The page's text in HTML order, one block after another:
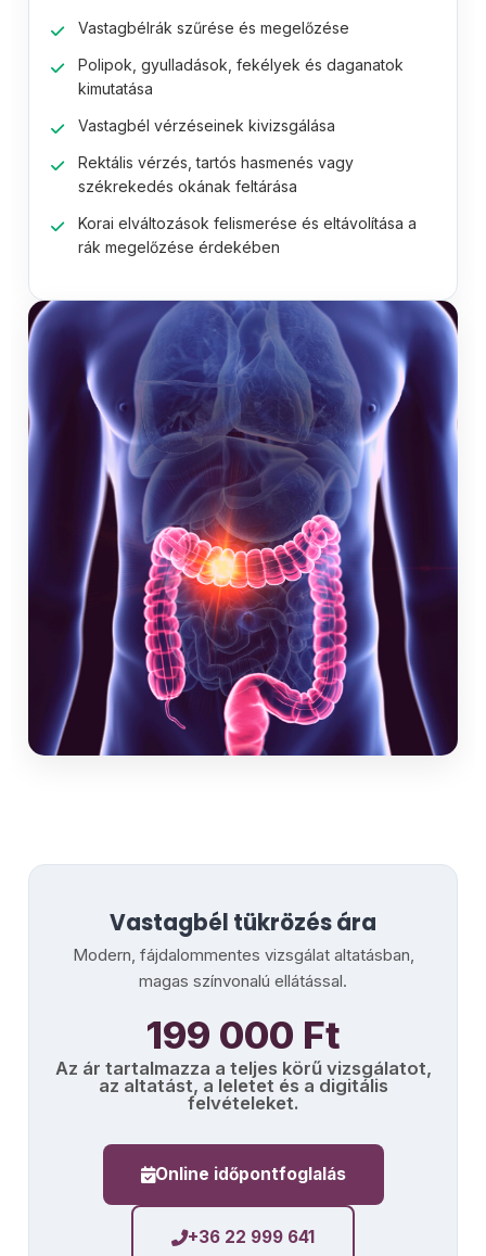
Vastagbélrák szűrése és megelőzése
Polipok, gyulladások, fekélyek és daganatok
kimutatása
Vastagbél vérzéseinek kivizsgálása
Rektális vérzés, tartós hasmenés vagy
székrekedés okának feltárása
Korai elváltozások felismerése és eltávolítása a
rák megelőzése érdekében
Vastagbél tükrözés ára
Modern, fájdalommentes vizsgálat altatásban,
magas színvonalú ellátással.
199 000 Ft
Az ár tartalmazza a teljes körű vizsgálatot,
az altatást, a leletet és a digitális
felvételeket.
Online időpontfoglalás
+36 22 999 641